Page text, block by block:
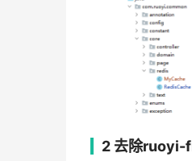
2 去除ruoyi-